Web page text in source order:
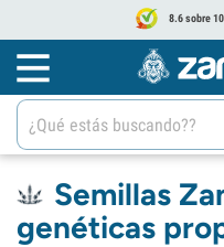
8.6 sobre
Semillas
genéticas